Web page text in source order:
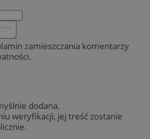
zamieszczania komentarzy
dodana.
weryfikacji, jej treść zostanie